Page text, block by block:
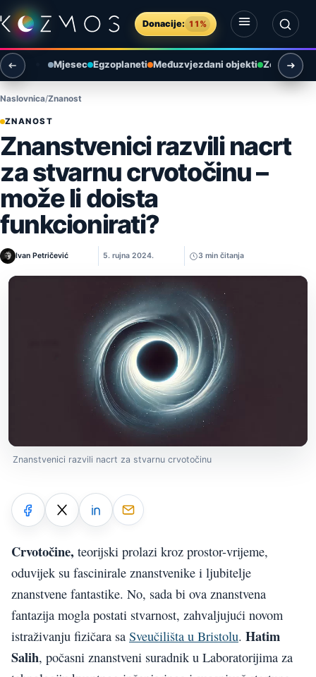
Preskoči na sadržaj
Donacije: 11%
Otvori izbornik
Otvori pretragu
Mjesec Egzoplaneti Međuzvjezdani objekti Zemlja i
Naslovnica Znanost
ZNANOST
Znanstvenici razvili nacrt
za stvarnu crvotočinu –
može li doista
funkcionirati?
Ivan Petričević 5. rujna 2024. 3 min čitanja
Znanstvenici razvili nacrt za stvarnu crvotočinu
Crvotočine, teorijski prolazi kroz prostor-vrijeme,
oduvijek su fascinirale znanstvenike i ljubitelje
znanstvene fantastike. No, sada bi ova znanstvena
fantazija mogla postati stvarnost, zahvaljujući novom
istraživanju fizičara sa Sveučilišta u Bristolu. Hatim
Salih, počasni znanstveni suradnik u Laboratorijima za